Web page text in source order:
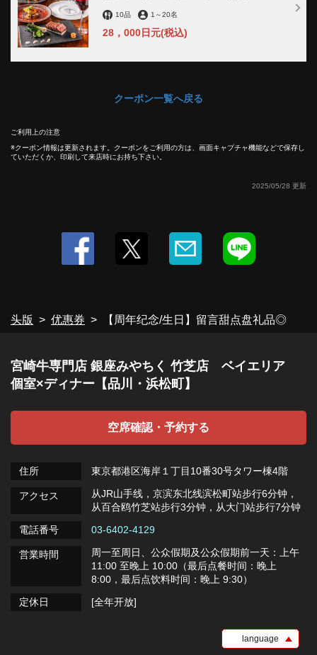
10品 1 ～20名
28，000日元(税込)
クーポン一覧へ戻る
ご利用上の注意
クーポン情報は更新されます。クーポンをご利用の方は、画面キャプチャ機能などで保存し
ていただくか、印刷して来店時にお持ち下さい。
2025/05/28 更新
头版 优惠券 【周年纪念/生日】留言甜点盘礼品◎
閉じる
宮崎牛専門店 銀座みやちく 竹芝店 ベイエリア
個室×ディナー【品川・浜松町】
空席確認・予約する
住所 東京都港区海岸１丁目10番30号タワー棟4階
アクセス
从JR山手线，京滨东北线滨松町站步行6分钟，
从百合鸥竹芝站步行3分钟，从大门站步行7分钟
電話番号
03-6402-4129
営業時間
周一至周日、公众假期及公众假期前一天：上午
11:00 至晚上 10:00（最后点餐时间：晚上
8:00，最后点饮料时间：晚上 9:30）
定休日
[全年开放]
language